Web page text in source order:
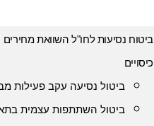
ביטוח נסיעות לחו"ל השוואת מחירים
כיסויים
ביטול נסיעה עקב פעילות
ביטול השתתפות עצמית